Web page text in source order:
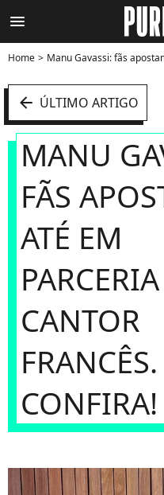
menu
Home Manu Gavassi: fãs apostam
arrow_left ÚLTIMO ARTIGO
MANU
FÃS
ATÉ EM
CANTOR
FRANCÊS.
CONFIRA!